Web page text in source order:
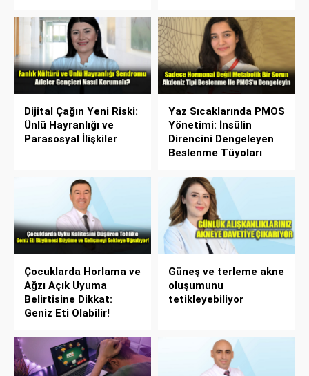
Dijital Çağın Yeni Riski:
Ünlü Hayranlığı ve
Parasosyal İlişkiler
Yaz Sıcaklarında PMOS
Yönetimi: İnsülin
Direncini Dengeleyen
Beslenme Tüyoları
Çocuklarda Horlama ve
Ağzı Açık Uyuma
Belirtisine Dikkat:
Geniz Eti Olabilir!
Güneş ve terleme akne
oluşumunu
tetikleyebiliyor